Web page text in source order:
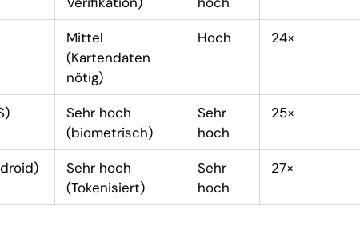
Mittel
(Kartendaten
nötig)
Hoch 24×
Sehr hoch
(biometrisch)
Sehr
hoch
25×
Sehr hoch
(Tokenisiert)
Sehr
hoch
27×